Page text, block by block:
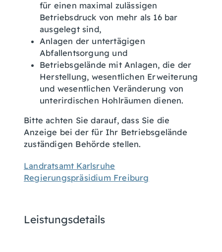
für einen maximal zulässigen
Betriebsdruck von mehr als 16 bar
ausgelegt sind,
Anlagen der untertägigen
Abfallentsorgung und
Betriebsgelände mit Anlagen, die der
Herstellung, wesentlichen Erweiterung
und wesentlichen Veränderung von
unterirdischen Hohlräumen dienen.
Bitte achten Sie darauf, dass Sie die
Anzeige bei der für Ihr Betriebsgelände
zuständigen Behörde stellen.
Landratsamt Karlsruhe
Regierungspräsidium Freiburg
Leistungsdetails